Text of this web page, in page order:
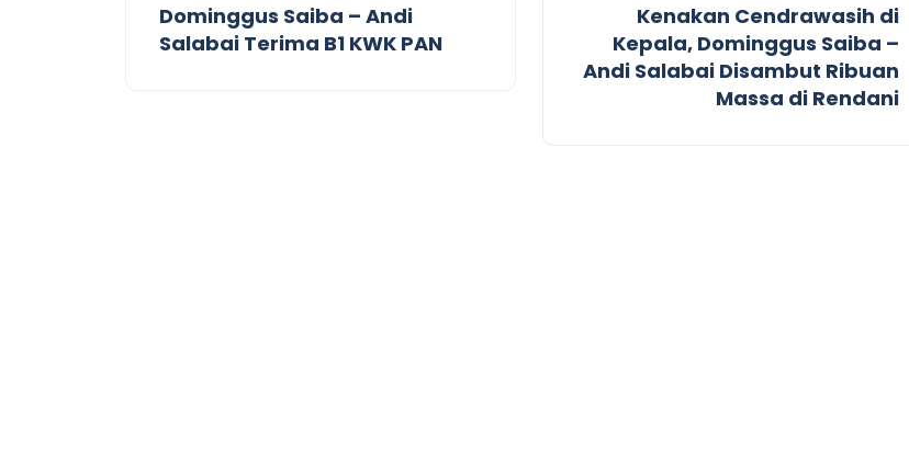
Dominggus Saiba – Andi
Salabai Terima B1 KWK PAN
Kenakan Cendrawasih di
Kepala, Dominggus Saiba –
Andi Salabai Disambut Ribuan
Massa di Rendani